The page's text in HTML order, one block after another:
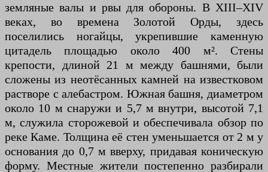
земляные валы и рвы для обороны. В XIII–XIV
веках, во времена Золотой Орды, здесь
поселились ногайцы, укрепившие каменную
цитадель площадью около 400 м². Стены
крепости, длиной 21 м между башнями, были
сложены из неотёсанных камней на известковом
растворе с алебастром. Южная башня, диаметром
около 10 м снаружи и 5,7 м внутри, высотой 7,1
м, служила сторожевой и обеспечивала обзор по
реке Каме. Толщина её стен уменьшается от 2 м у
основания до 0,7 м вверху, придавая коническую
форму. Местные жители постепенно разбирали